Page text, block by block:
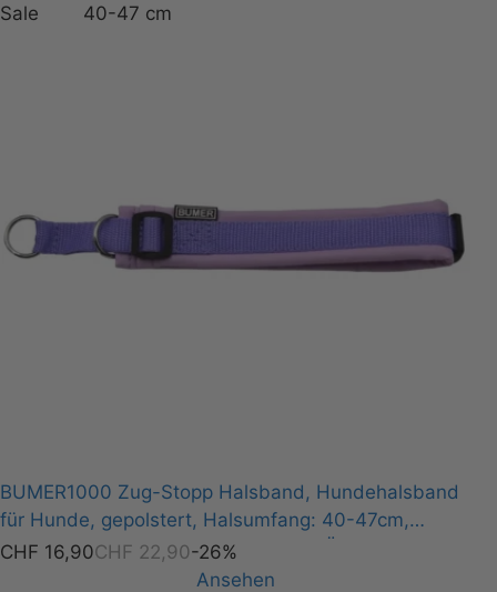
Sale
40-47 cm
BUMER1000 Zug-Stopp Halsband, Hundehalsband
für Hunde, gepolstert, Halsumfang: 40-47cm,
Gurtband: Lila, Softshell: VIOLETT TÖNE (VT-3152),
Ringe: silberfarbig (Edelstahl)
CHF 16,90CHF 22,90-26%
Ansehen